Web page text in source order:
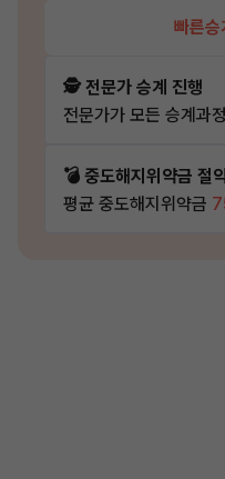
빠른승
🕵️ 전문가 승계 진행
전문가가 모든 승계과
💣 중도해지위약금 절
평균 중도해지위약금